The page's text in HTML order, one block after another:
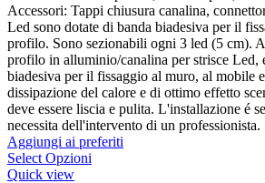
Accessori: Tappi chiusura canalina,
Led sono dotate di banda biadesiva per il
profilo. Sono sezionabili ogni 3 led (5 cm).
profilo in alluminio/canalina per strisce Led,
biadesiva per il fissaggio al muro, al mobile
dissipazione del calore e di ottimo effetto
deve essere liscia e pulita. L'installazione é
necessita dell'intervento di un professionista.
Aggiungi ai preferiti
Select Opzioni
Quick view